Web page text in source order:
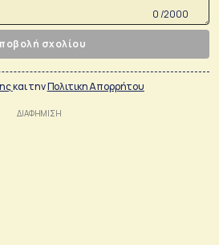
0 /2000
σχολίου
και τηνΠολιτικη Απορρήτου